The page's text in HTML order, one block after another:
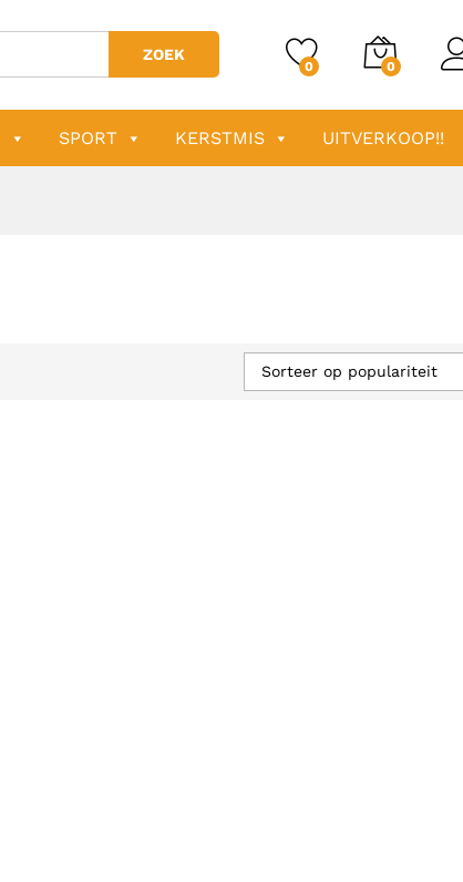
ZOEK
0 0
SPORT KERSTMIS UITVERKOOP!!
Sorteer op populariteit